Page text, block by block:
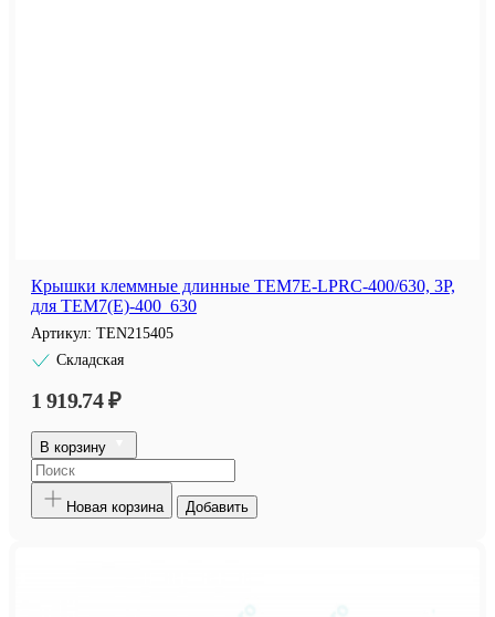
Крышки клеммные длинные TEM7E-LPRC-400/630, 3P,
для TEM7(E)-400_630
Артикул: TEN215405
Складская
1 919.74 ₽
В корзину
Новая корзина Добавить